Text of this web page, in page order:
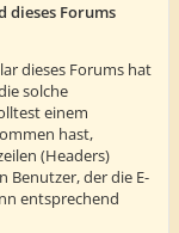
dieses Forums
dieses Forums hat
solche
einem
hast,
(Headers)
Benutzer, der die E-
entsprechend